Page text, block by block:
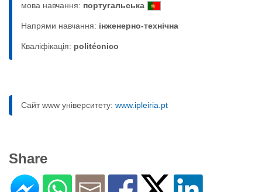
мова навчання: португальська
Напрями навчання: інженерно-технічна
Кваліфікація: politécnico
Сайт www університету: www.ipleiria.pt
Share